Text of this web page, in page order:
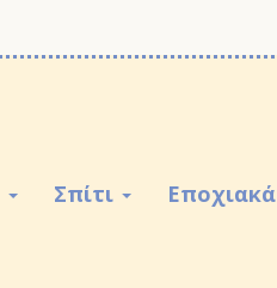
Σπίτι Εποχιακά